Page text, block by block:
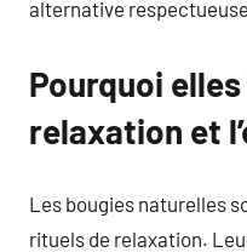
alternative
Pourquoi
relaxation et
Les bougies naturelles
rituels de relaxation.